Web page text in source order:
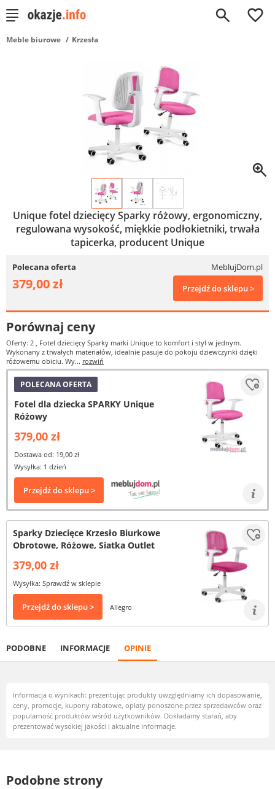
0
Meble biurowe Krzesła
Unique fotel dziecięcy Sparky różowy, ergonomiczny,
regulowana wysokość, miękkie podłokietniki, trwała
tapicerka, producent Unique
Polecana oferta MeblujDom.pl
379,00 zł Przejdź do sklepu >
Porównaj ceny
Oferty: 2 , Fotel dziecięcy Sparky marki Unique to komfort i styl w jednym.
Wykonany z trwałych materiałów, idealnie pasuje do pokoju dziewczynki dzięki
różowemu obiciu. Wy... rozwiń
POLECANA OFERTA
Fotel dla dziecka SPARKY Unique
Różowy
379,00 zł
Dostawa od: 19,00 zł
Wysyłka: 1 dzień
Przejdź do sklepu >
Sparky Dziecięce Krzesło Biurkowe
Obrotowe, Różowe, Siatka Outlet
379,00 zł
Wysyłka: Sprawdź w sklepie
Przejdź do sklepu > Allegro
PODOBNE INFORMACJE OPINIE
Informacja o wynikach: prezentując produkty uwzględniamy ich dopasowanie,
ceny, promocje, kupony rabatowe, opłaty ponoszone przez sprzedawców oraz
popularność produktów wśród użytkowników. Dokładamy starań, aby
prezentować wysokiej jakości i aktualne informacje.
Podobne strony